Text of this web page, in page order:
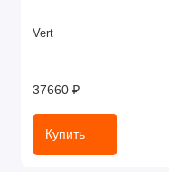
Vert
37660 ₽
Купить